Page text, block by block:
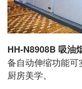
HH-N8908B 吸油
备自动伸缩功能
厨房美学。